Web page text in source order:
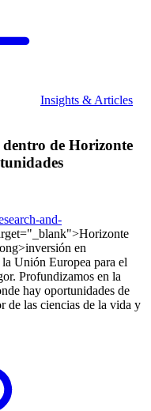
Insights & Articles
dentro de Horizonte
and-
en
Unión Europea para el
Profundizamos en la
hay oportunidades de
de las ciencias de la vida y